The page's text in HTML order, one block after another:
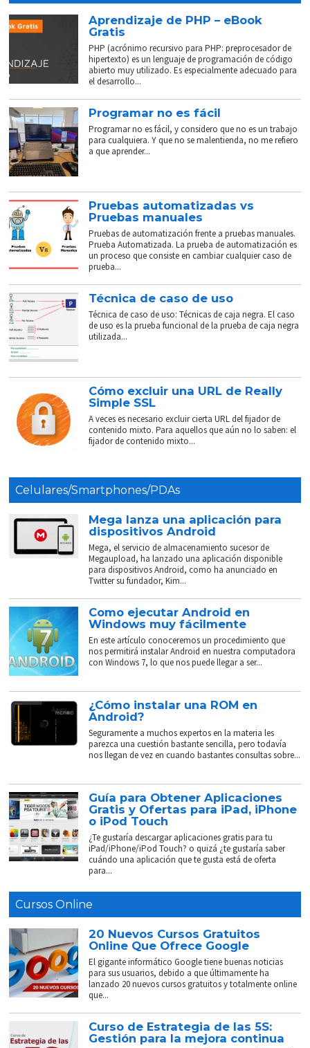
Aprendizaje de PHP – eBook
Gratis
PHP (acrónimo recursivo para PHP: preprocesador de
hipertexto) es un lenguaje de programación de código
abierto muy utilizado. Es especialmente adecuado para
el desarrollo...
Programar no es fácil
Programar no es fácil, y considero que no es un trabajo
para cualquiera. Y que no se malentienda, no me refiero
a que aprender...
Pruebas automatizadas vs
Pruebas manuales
Pruebas de automatización frente a pruebas manuales.
Prueba Automatizada. La prueba de automatización es
un proceso que consiste en cambiar cualquier caso de
prueba...
Técnica de caso de uso
Técnica de caso de uso: Técnicas de caja negra. El caso
de uso es la prueba funcional de la prueba de caja negra
utilizada...
Cómo excluir una URL de Really
Simple SSL
A veces es necesario excluir cierta URL del fijador de
contenido mixto. Para aquellos que aún no lo saben: el
fijador de contenido mixto...
Celulares/Smartphones/PDAs
Mega lanza una aplicación para
dispositivos Android
Mega, el servicio de almacenamiento sucesor de
Megaupload, ha lanzado una aplicación disponible
para dispositivos Android, como ha anunciado en
Twitter su fundador, Kim...
Como ejecutar Android en
Windows muy fácilmente
En este artículo conoceremos un procedimiento que
nos permitirá instalar Android en nuestra computadora
con Windows 7, lo que nos puede llegar a ser...
¿Cómo instalar una ROM en
Android?
Seguramente a muchos expertos en la materia les
parezca una cuestión bastante sencilla, pero todavía
nos llegan de vez en cuando bastantes consultas sobre...
Guía para Obtener Aplicaciones
Gratis y Ofertas para iPad, iPhone
o iPod Touch
¿Te gustaría descargar aplicaciones gratis para tu
iPad/iPhone/iPod Touch? o quizá ¿te gustaría saber
cuándo una aplicación que te gusta está de oferta
para...
Cursos Online
20 Nuevos Cursos Gratuitos
Online Que Ofrece Google
El gigante informático Google tiene buenas noticias
para sus usuarios, debido a que últimamente ha
lanzado 20 nuevos cursos gratuitos y totalmente online
que...
Curso de Estrategia de las 5S:
Gestión para la mejora continua